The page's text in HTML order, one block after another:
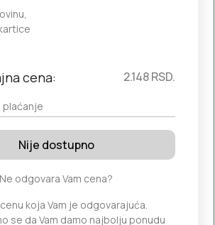
cena:
plaćanje
2.148RSD.
Nije dostupno
Ne odgovara Vam cena?
koja Vam je odgovarajuća.
se da Vam damo najbolju ponudu